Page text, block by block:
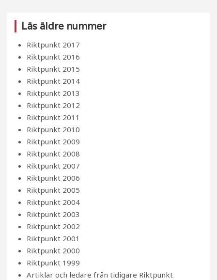
Läs äldre nummer
Riktpunkt 2017
Riktpunkt 2016
Riktpunkt 2015
Riktpunkt 2014
Riktpunkt 2013
Riktpunkt 2012
Riktpunkt 2011
Riktpunkt 2010
Riktpunkt 2009
Riktpunkt 2008
Riktpunkt 2007
Riktpunkt 2006
Riktpunkt 2005
Riktpunkt 2004
Riktpunkt 2003
Riktpunkt 2002
Riktpunkt 2001
Riktpunkt 2000
Riktpunkt 1999
Artiklar och ledare från tidigare Riktpunkt